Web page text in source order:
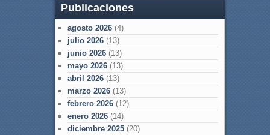
Publicaciones
agosto 2026(4)
julio 2026(13)
junio 2026(13)
mayo 2026(13)
abril 2026(13)
marzo 2026(13)
febrero 2026(12)
enero 2026(14)
diciembre 2025(20)